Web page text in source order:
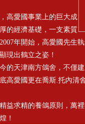
高愛國事業上的巨大成
的經濟基礎，一支素質
年開始，高愛國先生
現出鶴立之姿！
的天津南方鴿舍，不僅
高愛國更在喬斯.托內
益求精的養鴿原則，萬
！